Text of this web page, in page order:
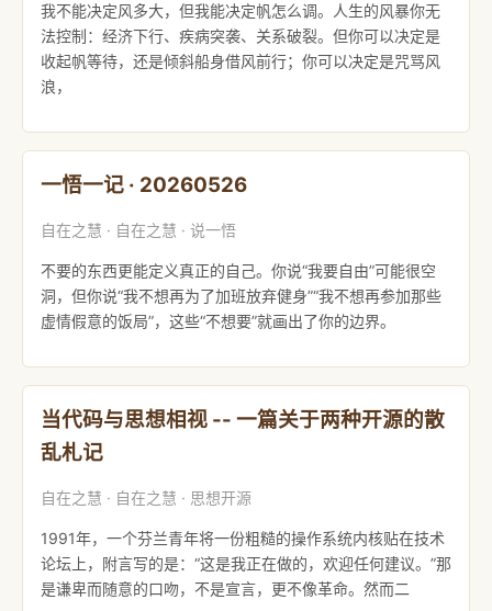
我不能决定风多大，但我能决定帆怎么调。人生的风暴你无
法控制：经济下行、疾病突袭、关系破裂。但你可以决定是
收起帆等待，还是倾斜船身借风前行；你可以决定是咒骂风
浪，
一悟一记 · 20260526
自在之慧 · 自在之慧 · 说一悟
不要的东西更能定义真正的自己。你说“我要自由”可能很空
洞，但你说“我不想再为了加班放弃健身”“我不想再参加那些
虚情假意的饭局”，这些“不想要”就画出了你的边界。
当代码与思想相视 -- 一篇关于两种开源的散
乱札记
自在之慧 · 自在之慧 · 思想开源
1991年，一个芬兰青年将一份粗糙的操作系统内核贴在技术
论坛上，附言写的是：“这是我正在做的，欢迎任何建议。”那
是谦卑而随意的口吻，不是宣言，更不像革命。然而二